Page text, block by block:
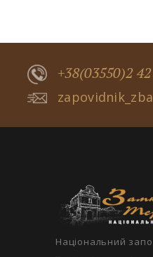
+38(03550)2
Національний